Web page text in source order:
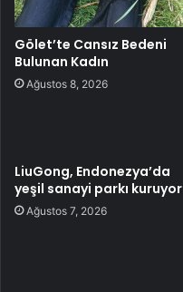
Gölet’te Cansız Bedeni
Bulunan Kadın
Ağustos 8, 2026
LiuGong, Endonezya’da
yeşil sanayi parkı kuruyor
Ağustos 7, 2026